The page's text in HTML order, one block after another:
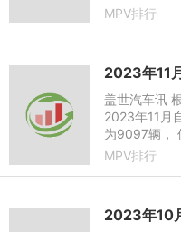
日-17日销量
MPV排行
盖世汽车讯
2023年11月
为9097辆，
传祺M8以
MPV排行